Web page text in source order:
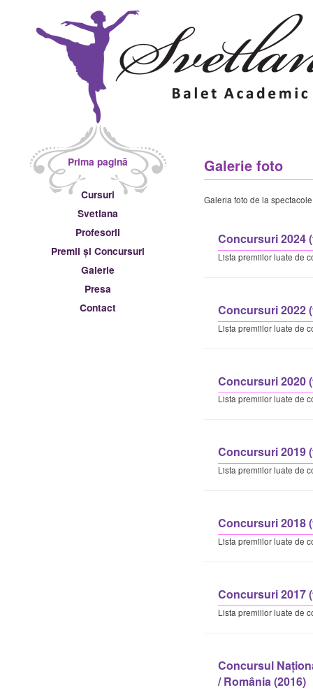
Meniu principal
Sari la conținutul principal
Sari la conținutul secundar
Prima pagină
Cursuri
Svetlana
Profesorii
Premii și Concursuri
Galerie
Presa
Contact
Galerie foto
Galeria foto de la
Concursuri 2024
Lista premiilor luate de
Concursuri 2022
Lista premiilor luate de
Concursuri 2020
Lista premiilor luate de
Concursuri 2019
Lista premiilor luate de
Concursuri 2018
Lista premiilor luate de
Concursuri 2017
Lista premiilor luate de
Concursul
/ România (2016)